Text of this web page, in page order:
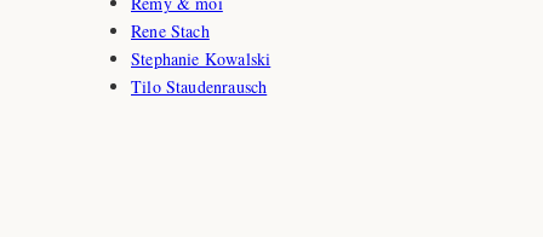
Rene Stach
Stephanie Kowalski
Tilo Staudenrausch